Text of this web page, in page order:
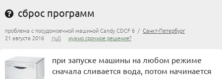
сброс программ
проблема с посудомоечной машиной Candy CDCF 6 / Санкт-Петербург
21 августа 2016 rjull нужно срочное решение?
при запуске машины на любом режиме
сначала сливается вода, потом начинается